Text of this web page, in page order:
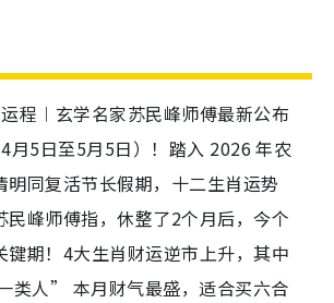
程︱玄学名家苏民峰师傅最新公布
月5日至5月5日）！踏入 2026 年农
明同复活节长假期，十二生肖运势
民峰师傅指，休整了2个月后，今个
键期！4大生肖财运逆市上升，其中
类人” 本月财气最盛，适合买六合